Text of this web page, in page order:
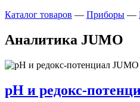
Каталог товаров — Приборы —
Аналитика JUMO
pH и редокс-